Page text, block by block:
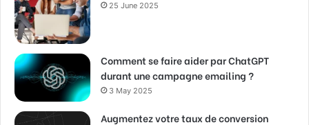
25 June 2025
Comment se faire aider par ChatGPT
durant une campagne emailing ?
3 May 2025
Augmentez votre taux de conversion